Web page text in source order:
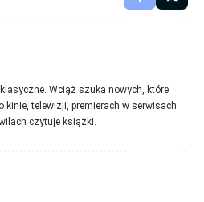
Wciąż szuka nowych, które
kinie, telewizji, premierach w serwisach
czytuje książki.